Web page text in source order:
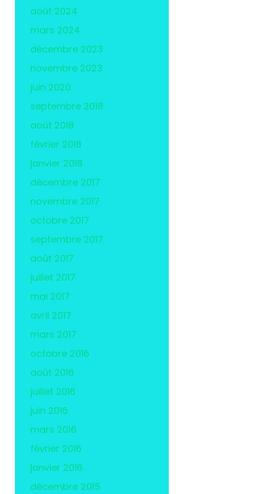
août 2024
mars 2024
décembre 2023
novembre 2023
juin 2020
septembre 2018
août 2018
février 2018
janvier 2018
décembre 2017
novembre 2017
octobre 2017
septembre 2017
août 2017
juillet 2017
mai 2017
avril 2017
mars 2017
octobre 2016
août 2016
juillet 2016
juin 2016
mars 2016
février 2016
janvier 2016
décembre 2015